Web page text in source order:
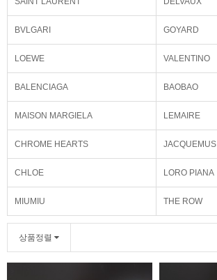
BVLGARI GOYARD
LOEWE VALENTINO
BALENCIAGA BAOBAO
MAISON MARGIELA LEMAIRE
CHROME HEARTS JACQUEMUS
CHLOE LORO PIANA
MIUMIU THE ROW
상품정렬